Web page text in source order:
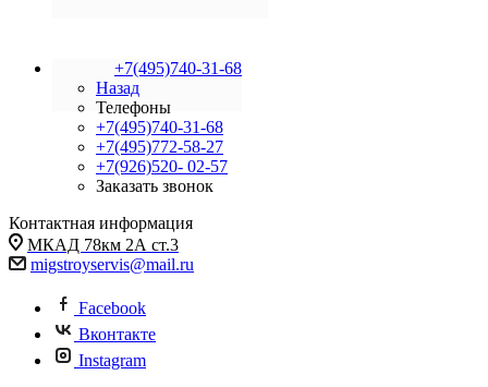
+7(495)740-31-68
Назад
Телефоны
+7(495)740-31-68
+7(495)772-58-27
+7(926)520- 02-57
Заказать звонок
Контактная информация
МКАД 78км 2А ст.3
migstroyservis@mail.ru
Facebook
Вконтакте
Instagram